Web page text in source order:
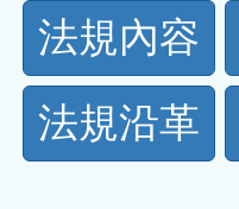
法
規
功
法規內容
法規沿革